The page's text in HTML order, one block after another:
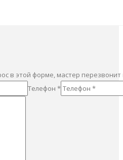
в этой форме, мастер
Телефон *